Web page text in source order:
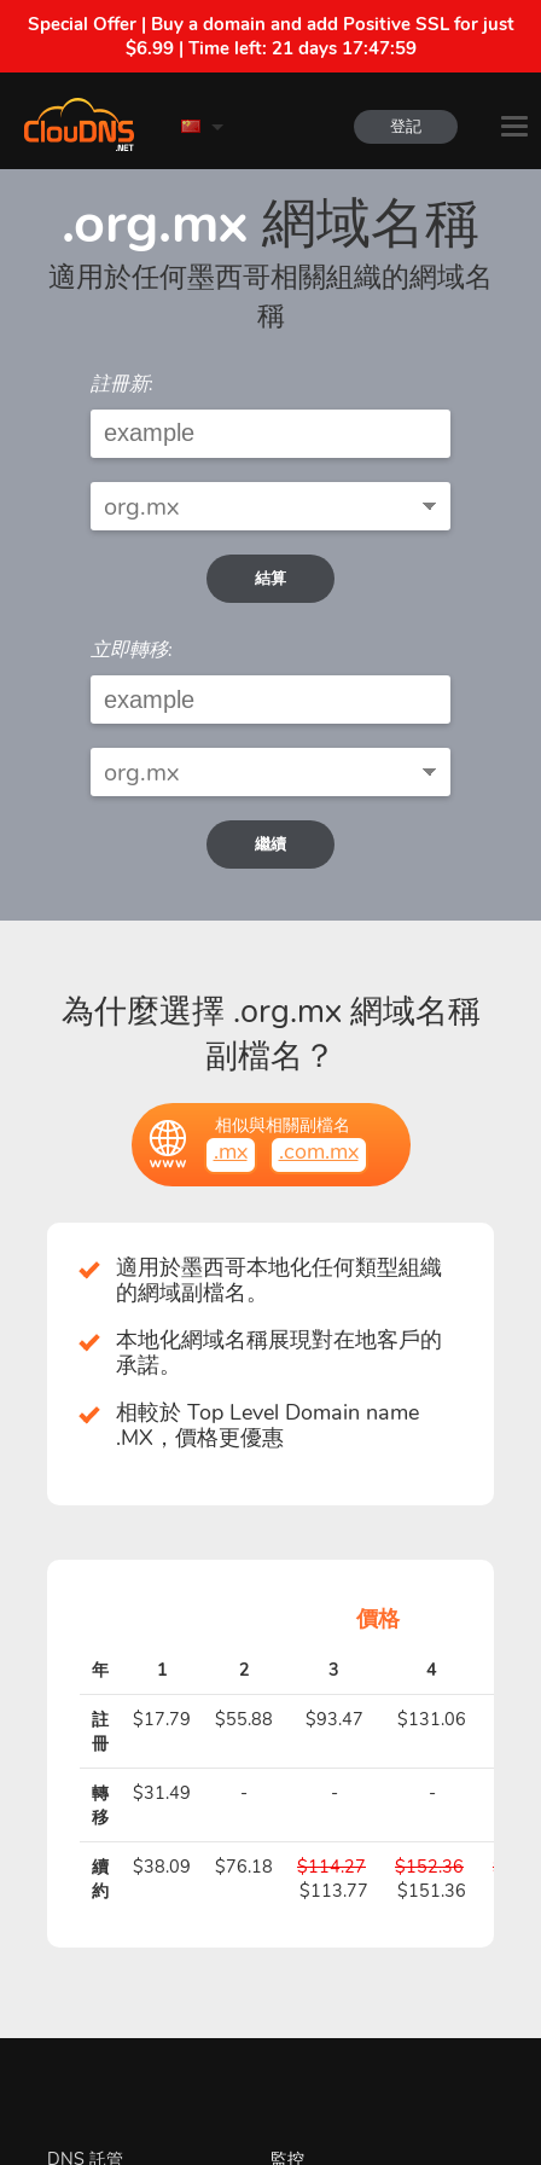
Special Offer | Buy a domain and add Positive SSL for just
$6.99 | Time left: 21 days 17:47:59
登記
.org.mx 網域名稱
適用於任何墨西哥相關組織的網域名
稱
註冊新:
結算
立即轉移:
繼續
為什麼選擇 .org.mx 網域名稱
副檔名？
相似與相關副檔名
.mx .com.mx
適用於墨西哥本地化任何類型組織
的網域副檔名。
本地化網域名稱展現對在地客戶的
承諾。
相較於 Top Level Domain name
.MX，價格更優惠
價格
年 1 2 3 4
註
冊
$17.79 $55.88 $93.47 $131.06
轉
移
$31.49 - - -
續
約
$38.09 $76.18
$114.27
$113.77
$152.36
$151.36
DNS 託管 監控